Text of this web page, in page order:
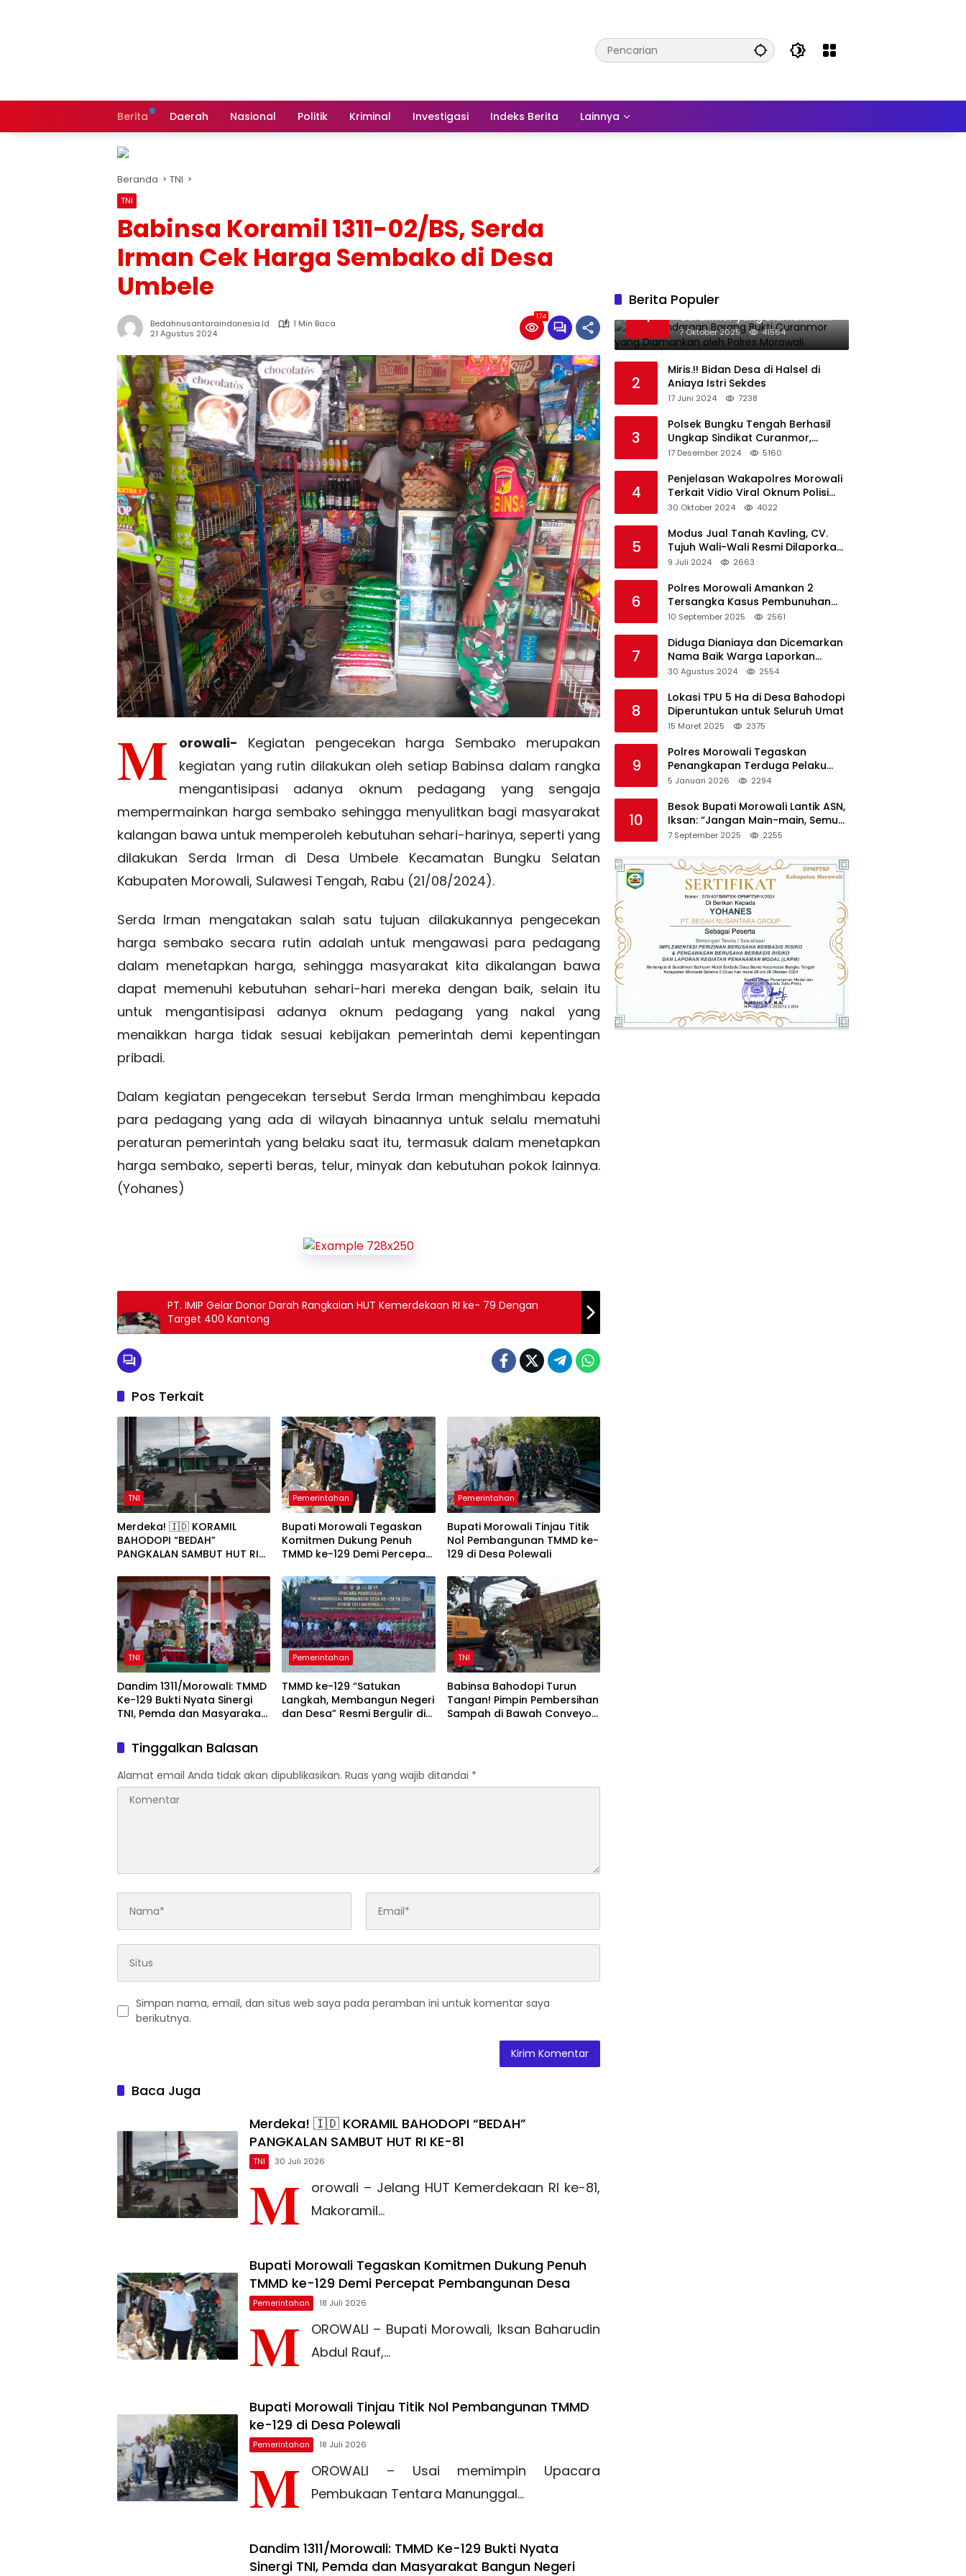
Berita Daerah Nasional Politik Kriminal Investigasi Indeks Berita Lainnya
Beranda TNI
TNI
Babinsa Koramil 1311-02/BS, Serda
Irman Cek Harga Sembako di Desa
Umbele
Bedahnusantaraindonesia.id
1 Min Baca
21 Agustus 2024
174
M orowali- Kegiatan pengecekan harga Sembako merupakan
kegiatan yang rutin dilakukan oleh setiap Babinsa dalam rangka
mengantisipasi adanya oknum pedagang yang sengaja
mempermainkan harga sembako sehingga menyulitkan bagi masyarakat
kalangan bawa untuk memperoleh kebutuhan sehari-harinya, seperti yang
dilakukan Serda Irman di Desa Umbele Kecamatan Bungku Selatan
Kabupaten Morowali, Sulawesi Tengah, Rabu (21/08/2024).
Serda Irman mengatakan salah satu tujuan dilakukannya pengecekan
harga sembako secara rutin adalah untuk mengawasi para pedagang
dalam menetapkan harga, sehingga masyarakat kita dikalangan bawa
dapat memenuhi kebutuhan sehari-hari mereka dengan baik, selain itu
untuk mengantisipasi adanya oknum pedagang yang nakal yang
menaikkan harga tidak sesuai kebijakan pemerintah demi kepentingan
pribadi.
Dalam kegiatan pengecekan tersebut Serda Irman menghimbau kepada
para pedagang yang ada di wilayah binaannya untuk selalu mematuhi
peraturan pemerintah yang belaku saat itu, termasuk dalam menetapkan
harga sembako, seperti beras, telur, minyak dan kebutuhan pokok lainnya.
(Yohanes)
PT. IMIP Gelar Donor Darah Rangkaian HUT Kemerdekaan RI ke- 79 Dengan
Target 400 Kantong
Pos Terkait
TNI
Merdeka! 🇮🇩 KORAMIL
BAHODOPI “BEDAH”
PANGKALAN SAMBUT HUT RI
Pemerintahan
Bupati Morowali Tegaskan
Komitmen Dukung Penuh
TMMD ke-129 Demi Percepat
Pemerintahan
Bupati Morowali Tinjau Titik
Nol Pembangunan TMMD ke-
129 di Desa Polewali
TNI
Dandim 1311/Morowali: TMMD
Ke-129 Bukti Nyata Sinergi
TNI, Pemda dan Masyarakat
Pemerintahan
TMMD ke-129 “Satukan
Langkah, Membangun Negeri
dan Desa” Resmi Bergulir di
TNI
Babinsa Bahodopi Turun
Tangan! Pimpin Pembersihan
Sampah di Bawah Conveyor
Tinggalkan Balasan
Alamat email Anda tidak akan dipublikasikan. Ruas yang wajib ditandai *
Simpan nama, email, dan situs web saya pada peramban ini untuk komentar saya
berikutnya.
Baca Juga
Merdeka! 🇮🇩 KORAMIL BAHODOPI “BEDAH”
PANGKALAN SAMBUT HUT RI KE-81
TNI 30 Juli 2026
M
orowali – Jelang HUT Kemerdekaan RI ke-81,
Makoramil…
Bupati Morowali Tegaskan Komitmen Dukung Penuh
TMMD ke-129 Demi Percepat Pembangunan Desa
Pemerintahan 18 Juli 2026
M
OROWALI – Bupati Morowali, Iksan Baharudin
Abdul Rauf,…
Bupati Morowali Tinjau Titik Nol Pembangunan TMMD
ke-129 di Desa Polewali
Pemerintahan 18 Juli 2026
M
OROWALI – Usai memimpin Upacara
Pembukaan Tentara Manunggal…
Dandim 1311/Morowali: TMMD Ke-129 Bukti Nyata
Sinergi TNI, Pemda dan Masyarakat Bangun Negeri
Berita Populer
1
Data Kendaraan Barang Bukti
Curanmor yang Diamankan
oleh Polres Morowali
7 Oktober 2025 41564
2
Miris.!! Bidan Desa di Halsel di
Aniaya Istri Sekdes
17 Juni 2024 7238
3
Polsek Bungku Tengah Berhasil
Ungkap Sindikat Curanmor,
Terduga Pelaku Akui Beraksi di 7
17 Desember 2024 5160
4
Penjelasan Wakapolres Morowali
Terkait Vidio Viral Oknum Polisi
Dikerumuni Warga Bahodopi
30 Oktober 2024 4022
5
Modus Jual Tanah Kavling, CV.
Tujuh Wali-Wali Resmi Dilaporkan
di Polres Kendari
9 Juli 2024 2663
6
Polres Morowali Amankan 2
Tersangka Kasus Pembunuhan
WNA di Desa Topogaro
10 September 2025 2561
7
Diduga Dianiaya dan Dicemarkan
Nama Baik Warga Laporkan
Oknum Kades dan Oknum Polisi
30 Agustus 2024 2554
8
Lokasi TPU 5 Ha di Desa Bahodopi
Diperuntukan untuk Seluruh Umat
15 Maret 2025 2375
9
Polres Morowali Tegaskan
Penangkapan Terduga Pelaku
Pembakaran Kantor PT RCP Sesuai
5 Januari 2026 2294
10
Besok Bupati Morowali Lantik ASN,
Iksan: “Jangan Main-main, Semua
Saya Pantau”
7 September 2025 2255